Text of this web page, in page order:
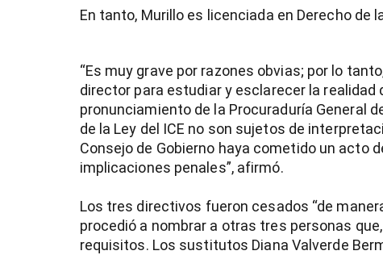
En tanto, Murillo es licenciada en Derecho de
“Es muy grave por razones obvias; por lo
director para estudiar y esclarecer la realidad
pronunciamiento de la Procuraduría General
de la Ley del ICE no son sujetos de
Consejo de Gobierno haya cometido un acto
implicaciones penales”, afirmó.
Los tres directivos fueron cesados “de
procedió a nombrar a otras tres personas
requisitos. Los sustitutos Diana Valverde